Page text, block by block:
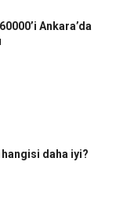
Ankara’da
daha iyi?